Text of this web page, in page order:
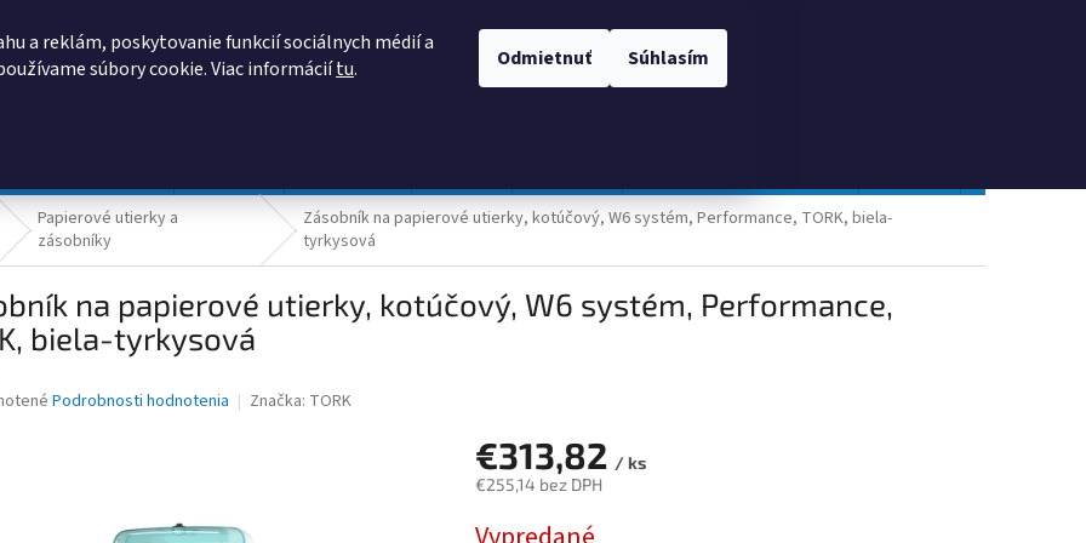
a reklám, poskytovanie funkcií sociálnych médií a
súbory cookie. Viac informáciítu. Odmietnuť Súhlasím
Papierové utierky a
zásobníky
Zásobník na papierové utierky, kotúčový, W6 systém, Performance, TORK, biela-
tyrkysová
na papierové utierky, kotúčový, W6 systém, Performance,
biela-tyrkysová
Podrobnosti hodnotenia Značka: TORK
€313,82 / ks
€255,14 bez DPH